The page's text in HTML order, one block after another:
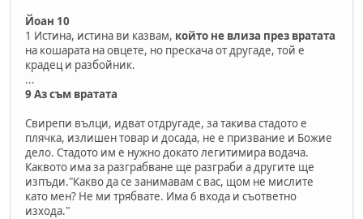
Йоан 10
1 Истина, истина ви казвам, който не влиза през вратата
на кошарата на овцете, но прескача от другаде, той е
крадец и разбойник.
...
9 Аз съм вратата
Свирепи вълци, идват отдругаде, за такива стадото е
плячка, излишен товар и досада, не е призвание и Божие
дело. Стадото им е нужно докато легитимира водача.
Каквото има за разграбване ще разграби а другите ще
изпъди."Какво да се занимавам с вас, щом не мислите
като мен? Не ми трябвате. Има 6 входа и съответно
изхода."